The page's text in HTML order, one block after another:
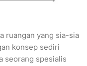
ruangan yang sia-sia
konsep sediri
seorang spesialis